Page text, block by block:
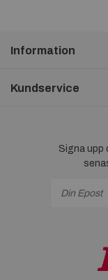
Information
Kundservice
Signa upp